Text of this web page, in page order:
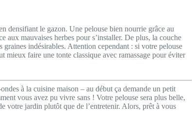
densifiant le gazon. Une pelouse bien nourrie grâce au
aux mauvaises herbes pour s’installer. De plus, la couche
indésirables. Attention cependant : si votre pelouse
mieux faire une tonte classique avec ramassage pour éviter
à la cuisine maison – au début ça demande un petit
vous avez pu vivre sans ! Votre pelouse sera plus belle,
votre jardin plutôt que de l’entretenir. Alors, prêt à vous